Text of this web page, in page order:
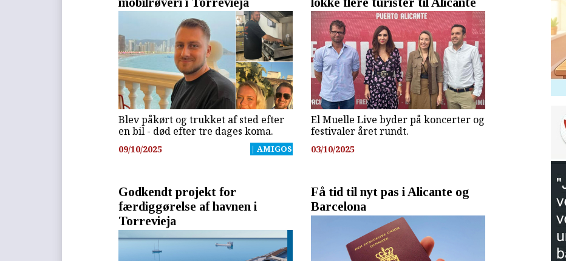
Blev påkørt og trukket af sted efter
en bil - død efter tre dages koma.
09/10/2025 | AMIGOS
El Muelle Live byder på koncerter og
festivaler året rundt.
03/10/2025
Godkendt projekt for
færdiggørelse af havnen i
Torrevieja
Få tid til nyt pas i Alicante og
Barcelona